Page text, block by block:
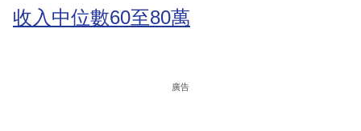
收入中位數60至80萬
廣告